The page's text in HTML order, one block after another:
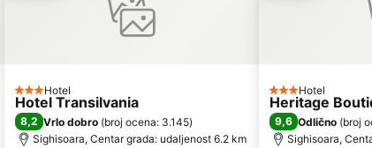
3 Zvezdice
Hotel
Hotel Transilvania
8,2 Vrlo dobro (broj ocena: 3.145)
Sighisoara, Centar grada: udaljenost 6.2 km
3 Zvezdice
Hotel
Heritage
9,6 Odlično (broj
Sighisoara,